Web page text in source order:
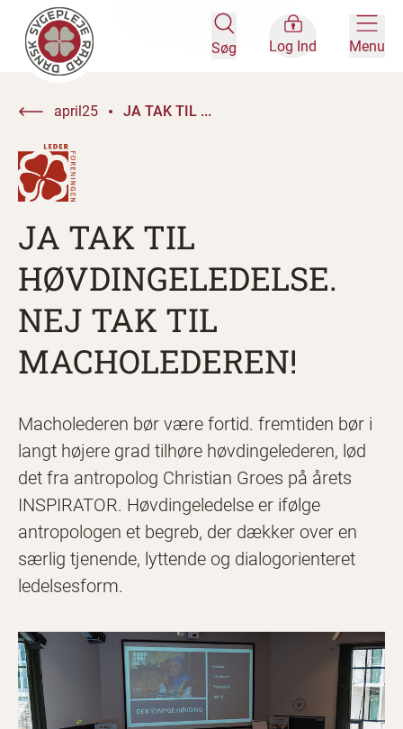
Søg Log Ind Menu
april25 JA TAK TIL ...
JA TAK TIL
HØVDINGELEDELSE.
NEJ TAK TIL
MACHOLEDEREN!
Macholederen bør være fortid. fremtiden bør i
langt højere grad tilhøre høvdingelederen, lød
det fra antropolog Christian Groes på årets
INSPIRATOR. Høvdingeledelse er ifølge
antropologen et begreb, der dækker over en
særlig tjenende, lyttende og dialogorienteret
ledelsesform.